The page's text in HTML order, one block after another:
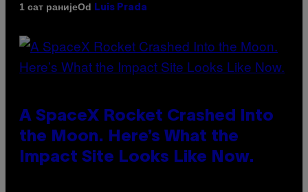
1 сат ранијеOd Luis Prada
A SpaceX Rocket Crashed Into
the Moon. Here’s What the
Impact Site Looks Like Now.